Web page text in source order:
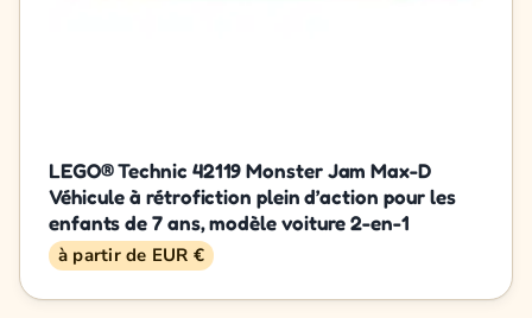
LEGO® Technic 42119 Monster Jam Max-D
Véhicule à rétrofiction plein d’action pour les
enfants de 7 ans, modèle voiture 2-en-1
à partir de EUR €